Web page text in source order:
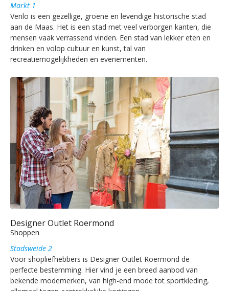
Markt 1
Venlo is een gezellige, groene en levendige historische stad
aan de Maas. Het is een stad met veel verborgen kanten, die
mensen vaak verrassend vinden. Een stad van lekker eten en
drinken en volop cultuur en kunst, tal van
recreatiemogelijkheden en evenementen.
Designer Outlet Roermond
Shoppen
Stadsweide 2
Voor shopliefhebbers is Designer Outlet Roermond de
perfecte bestemming. Hier vind je een breed aanbod van
bekende modemerken, van high-end mode tot sportkleding,